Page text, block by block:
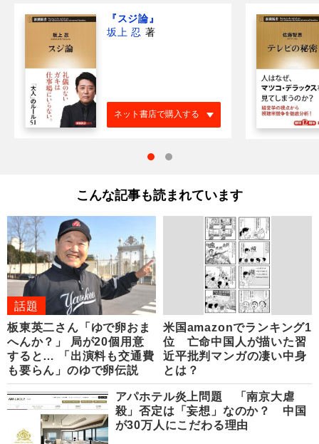
『スジ論』
坂上 忍 著
ネット書店で購入する
こんな記事も読まれています
話題
板東英二さん「ゆで卵おま
へんか？」 局が20個用意
すると… 「出演料も交通費
も要らん」のゆで卵伝説
米国amazonでランキング1
位 亡命中国人が描いた習
近平批判マンガの凄い中身
とは？
アパホテル炎上問題 「南京大虐
殺」否定は「妄想」なのか？ 中国
が30万人にこだわる理由